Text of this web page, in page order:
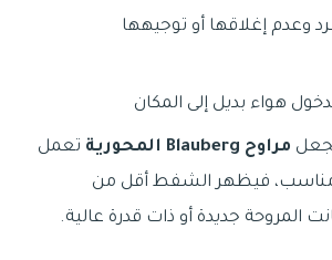
وعدم إغلاقها أو توجيهها
هواء بديل إلى المكان
مراوح Blauberg المحورية
تعمل
فيظهر الشفط أقل من
المروحة جديدة أو ذات قدرة عالية.